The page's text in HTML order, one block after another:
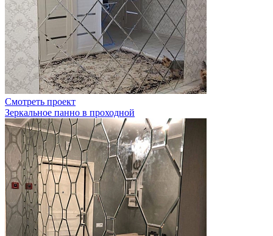
Смотреть проект
Зеркальное панно в проходной